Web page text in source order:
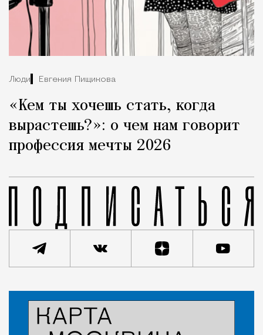
Люди Евгения Пищикова
«Кем ты хочешь стать, когда
вырастешь?»: о чем нам говорит
профессия мечты 2026